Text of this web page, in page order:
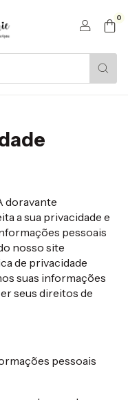
0
doravante
a sua privacidade e
pessoais
nosso site
de privacidade
suas informações
seus direitos de
pessoais